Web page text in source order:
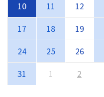
10
11 12
17
18 19
24
25 26
31
1 2